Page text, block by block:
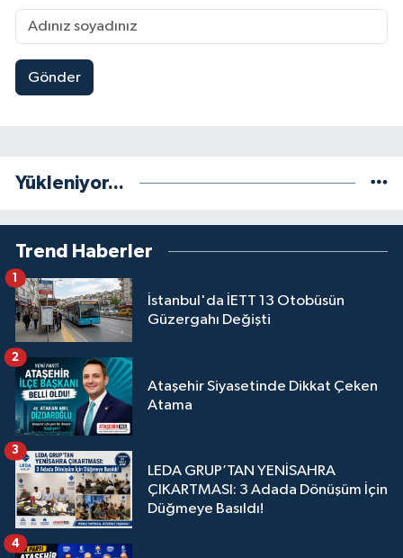
Gönder
Yükleniyor...
Trend Haberler
İstanbul'da İETT 13 Otobüsün
Güzergahı Değişti
1
Ataşehir Siyasetinde Dikkat Çeken
Atama
2
LEDA GRUP’TAN YENİSAHRA
ÇIKARTMASI: 3 Adada Dönüşüm İçin
Düğmeye Basıldı!
3
4